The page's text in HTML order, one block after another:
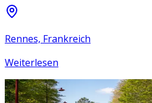
Rennes, Frankreich
Weiterlesen